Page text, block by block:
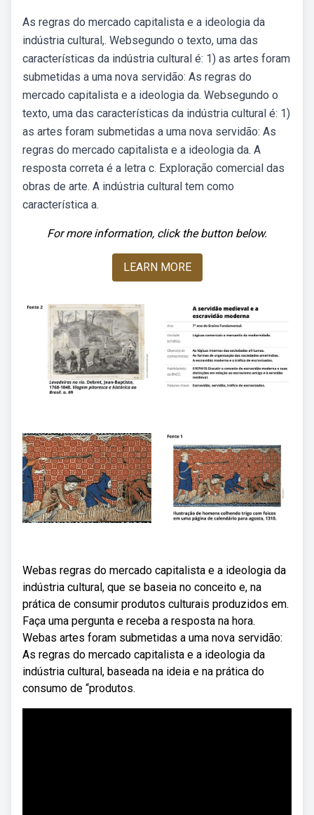
As regras do mercado capitalista e a ideologia da
indústria cultural,. Websegundo o texto, uma das
características da indústria cultural é: 1) as artes foram
submetidas a uma nova servidão: As regras do
mercado capitalista e a ideologia da. Websegundo o
texto, uma das características da indústria cultural é: 1)
as artes foram submetidas a uma nova servidão: As
regras do mercado capitalista e a ideologia da. A
resposta correta é a letra c. Exploração comercial das
obras de arte. A indústria cultural tem como
característica a.
For more information, click the button below.
LEARN MORE
Webas regras do mercado capitalista e a ideologia da
indústria cultural, que se baseia no conceito e, na
prática de consumir produtos culturais produzidos em.
Faça uma pergunta e receba a resposta na hora.
Web⁠as artes foram submetidas a uma nova servidão:
As regras do mercado capitalista e a ideologia da
indústria cultural, baseada na ideia e na prática do
consumo de “produtos.